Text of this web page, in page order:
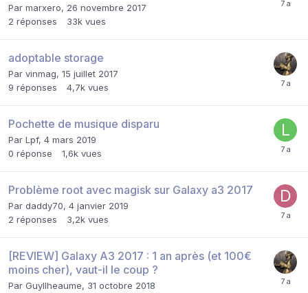
Par marxero, 26 novembre 2017
2 réponses 33k vues
adoptable storage
Par vinmag, 15 juillet 2017
9 réponses 4,7k vues
Pochette de musique disparu
Par Lpf, 4 mars 2019
0 réponse 1,6k vues
Problème root avec magisk sur Galaxy a3 2017
Par daddy70, 4 janvier 2019
2 réponses 3,2k vues
[REVIEW] Galaxy A3 2017 : 1 an après (et 100€
moins cher), vaut-il le coup ?
Par Guyllheaume, 31 octobre 2018